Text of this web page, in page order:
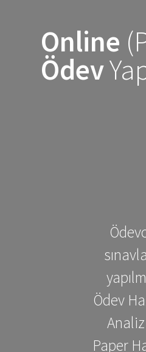
Online
Ödev
Ödev
Paper